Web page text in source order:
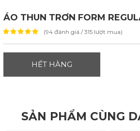
ÁO THUN TRƠN FORM
(94 đánh giá / 315 lượt mua)
HẾT HÀNG
SẢN PHẨM CÙNG